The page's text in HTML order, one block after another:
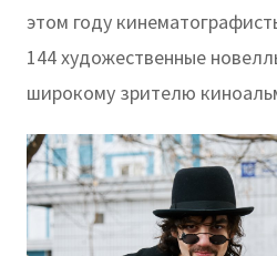
этом году
144 художественные
широкому зрителю